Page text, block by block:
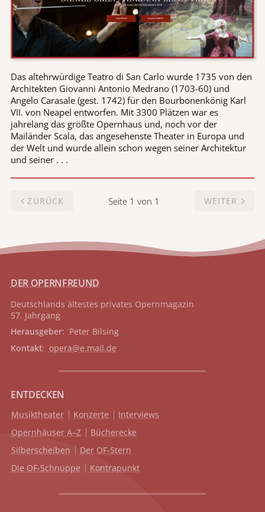
Das altehrwürdige Teatro di San Carlo wurde 1735 von den
Architekten Giovanni Antonio Medrano (1703-60) und
Angelo Carasale (gest. 1742) für den Bourbonenkönig Karl
VII. von Neapel entworfen. Mit 3300 Plätzen war es
jahrelang das größte Opernhaus und, noch vor der
Mailänder Scala, das angesehenste Theater in Europa und
der Welt und wurde allein schon wegen seiner Architektur
und seiner . . .
ZURÜCK Seite 1 von 1 WEITER
DER OPERNFREUND
Deutschlands ältestes privates Opernmagazin
57. Jahrgang
Herausgeber: Peter Bilsing
Kontakt: opera@e.mail.de
ENTDECKEN
Musiktheater Konzerte
Interviews
Opernhäuser A–Z
Bücherecke
Silberscheiben
Der OF-Stern
Die OF-Schnuppe
Kontrapunkt